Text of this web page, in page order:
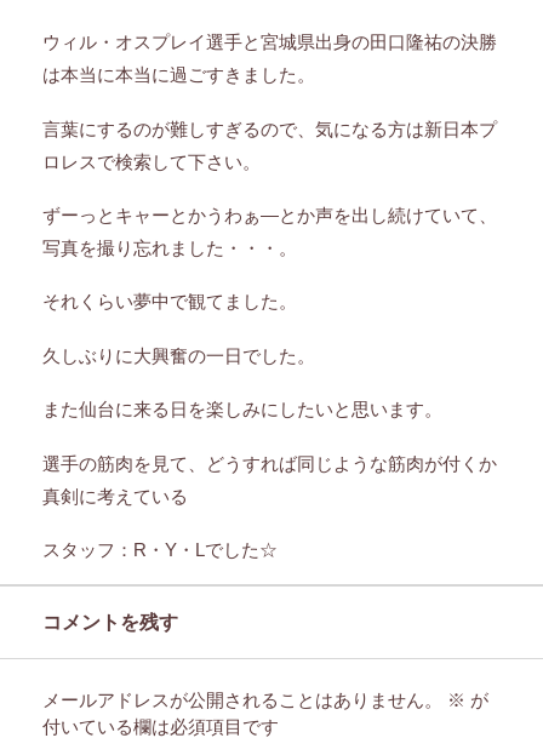
ウィル・オスプレイ選手と宮城県出身の田口隆祐の決勝
は本当に本当に過ごすきました。
言葉にするのが難しすぎるので、気になる方は新日本プ
ロレスで検索して下さい。
ずーっとキャーとかうわぁ―とか声を出し続けていて、
写真を撮り忘れました・・・。
それくらい夢中で観てました。
久しぶりに大興奮の一日でした。
また仙台に来る日を楽しみにしたいと思います。
選手の筋肉を見て、どうすれば同じような筋肉が付くか
真剣に考えている
スタッフ：R・Y・Lでした☆
コメントを残す
メールアドレスが公開されることはありません。 ※ が
付いている欄は必須項目です